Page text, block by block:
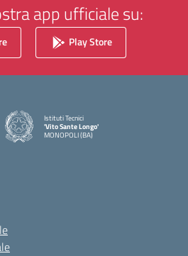
app ufficiale su:
Play Store
Istituti Tecnici
'Vito Sante Longo'
MONOPOLI (BA)